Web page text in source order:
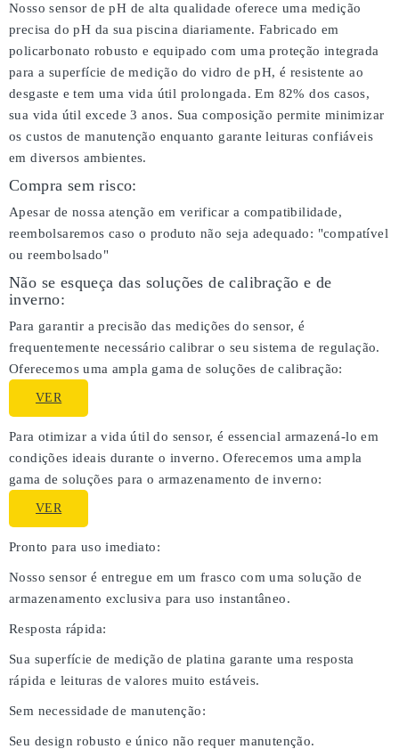
Nosso sensor de pH de alta qualidade oferece uma medição
precisa do pH da sua piscina diariamente. Fabricado em
policarbonato robusto e equipado com uma proteção integrada
para a superfície de medição do vidro de pH, é resistente ao
desgaste e tem uma vida útil prolongada. Em 82% dos casos,
sua vida útil excede 3 anos. Sua composição permite minimizar
os custos de manutenção enquanto garante leituras confiáveis
em diversos ambientes.
Compra sem risco:
Apesar de nossa atenção em verificar a compatibilidade,
reembolsaremos caso o produto não seja adequado: "compatível
ou reembolsado"
Não se esqueça das soluções de calibração e de
inverno:
Para garantir a precisão das medições do sensor, é
frequentemente necessário calibrar o seu sistema de regulação.
Oferecemos uma ampla gama de soluções de calibração:
VER
Para otimizar a vida útil do sensor, é essencial armazená-lo em
condições ideais durante o inverno. Oferecemos uma ampla
gama de soluções para o armazenamento de inverno:
VER
Pronto para uso imediato:
Nosso sensor é entregue em um frasco com uma solução de
armazenamento exclusiva para uso instantâneo.
Resposta rápida:
Sua superfície de medição de platina garante uma resposta
rápida e leituras de valores muito estáveis.
Sem necessidade de manutenção:
Seu design robusto e único não requer manutenção.